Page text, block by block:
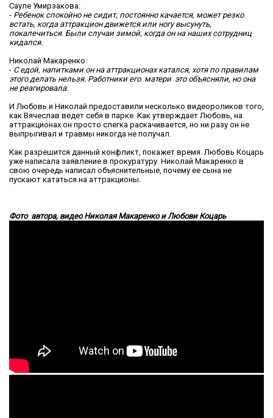
Сауле Умирзакова:
- Ребенок спокойно не сидит, постоянно качается, может резко
встать, когда аттракцион движется или ногу высунуть,
покалечиться. Были случаи зимой, когда он на наших сотрудниц
кидался.
Николай Макаренко:
- С едой, напитками он на аттракционах катался, хотя по правилам
этого делать нельзя. Работники его матери это объясняли, но она
не реагировала.
И Любовь и Николай предоставили несколько видеороликов того,
как Вячеслав ведет себя в парке. Как утверждает Любовь, на
аттракционах он просто слегка раскачивается, но ни разу он не
выпрыгивал и травмы никогда не получал.
Как разрешится данный конфликт, покажет время. Любовь Коцарь
уже написала заявление в прокуратуру. Николай Макаренко в
свою очередь написал объяснительные, почему ее сына не
пускают кататься на аттракционы.
Фото автора, видео Николая Макаренко и Любови Коцарь